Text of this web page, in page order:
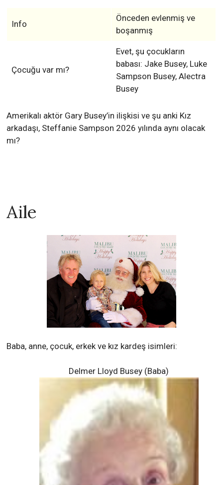
Info
Önceden evlenmiş ve
boşanmış
Çocuğu var mı?
Evet, şu çocukların
babası: Jake Busey, Luke
Sampson Busey, Alectra
Busey
Amerikalı aktör Gary Busey’in ilişkisi ve şu anki Kız
arkadaşı, Steffanie Sampson 2026 yılında aynı olacak
mı?
Aile
Baba, anne, çocuk, erkek ve kız kardeş isimleri:
Delmer Lloyd Busey (Baba)